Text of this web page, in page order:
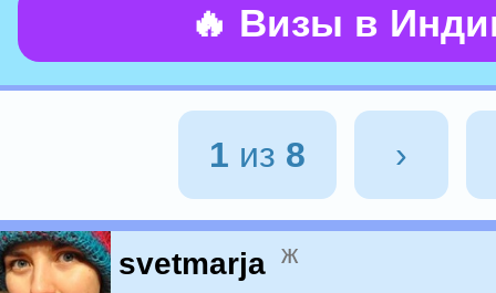
🔥 Визы в
1 из 8 ›
svetmarja ж